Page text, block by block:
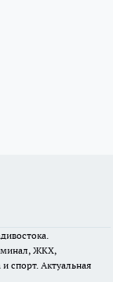
ЖКХ,
спорт. Актуальная